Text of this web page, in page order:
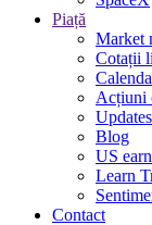
Piață
Market
Cotații
Acțiuni
Updates
Blog
US
Learn
Contact